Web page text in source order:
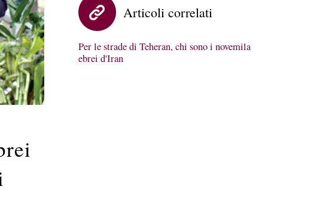
Articoli correlati
Per le strade di Teheran, chi sono i novemila
ebrei d'Iran